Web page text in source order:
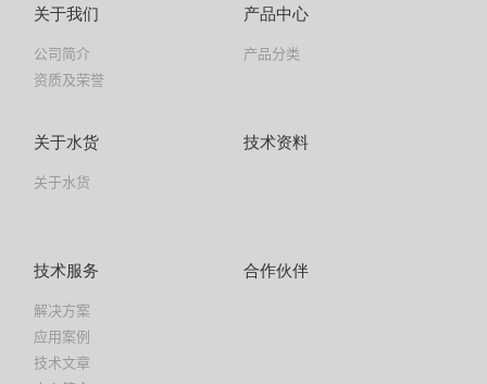
关于我们
公司简介
资质及荣誉
产品中心
产品分类
关于水货
关于水货
技术资料
技术服务
解决方案
应用案例
技术文章
合作伙伴